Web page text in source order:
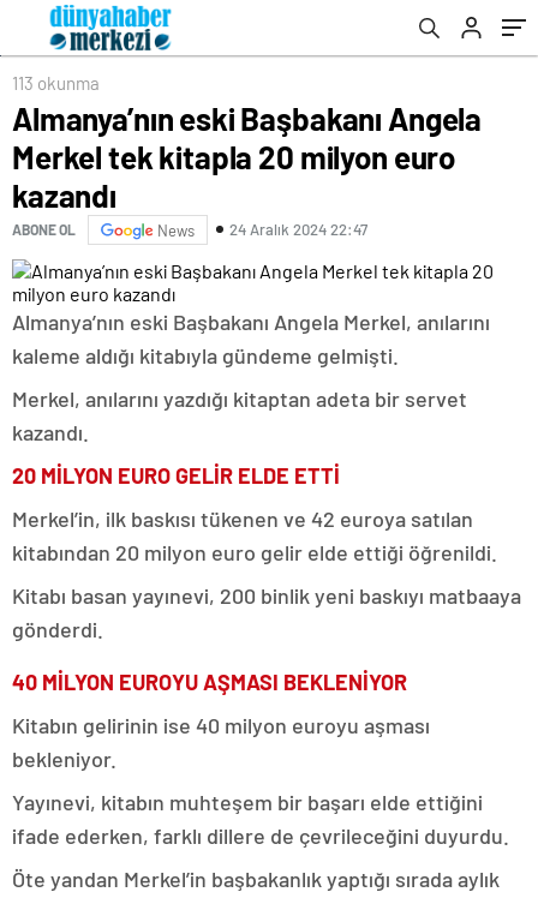
113 okunma
Almanya’nın eski Başbakanı Angela
Merkel tek kitapla 20 milyon euro
kazandı
ABONE OL News 24 Aralık 2024 22:47
Almanya’nın eski Başbakanı Angela Merkel, anılarını
kaleme aldığı kitabıyla gündeme gelmişti.
Merkel, anılarını yazdığı kitaptan adeta bir servet
kazandı.
20 MİLYON EURO GELİR ELDE ETTİ
Merkel’in, ilk baskısı tükenen ve 42 euroya satılan
kitabından 20 milyon euro gelir elde ettiği öğrenildi.
Kitabı basan yayınevi, 200 binlik yeni baskıyı matbaaya
gönderdi.
40 MİLYON EUROYU AŞMASI BEKLENİYOR
Kitabın gelirinin ise 40 milyon euroyu aşması
bekleniyor.
Yayınevi, kitabın muhteşem bir başarı elde ettiğini
ifade ederken, farklı dillere de çevrileceğini duyurdu.
Öte yandan Merkel’in başbakanlık yaptığı sırada aylık